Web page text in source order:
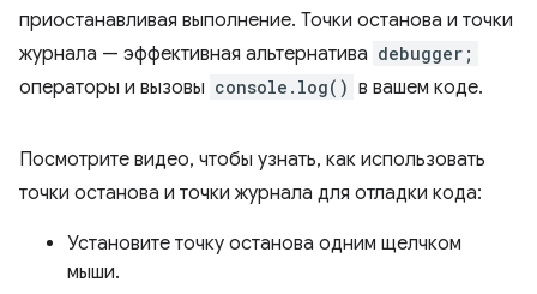
приостанавливая выполнение. Точки останова и точки
журнала — эффективная альтернатива debugger;
операторы и вызовы console.log() в вашем коде.
Посмотрите видео, чтобы узнать, как использовать
точки останова и точки журнала для отладки кода:
Установите точку останова одним щелчком
мыши.